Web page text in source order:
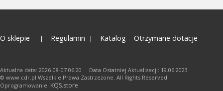
O sklepie Regulamin Katalog Otrzymane dotacje
Aktualna data: 2026-08-07 06:20 Data Ostatniej Aktualizacji: 19.06.2023
© www.cdr.pl.Wszelkie Prawa Zastrzeżone. All Rights Reserved.
Oprogramowanie: KQS.store